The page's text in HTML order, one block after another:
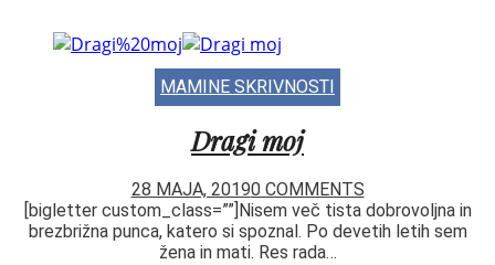
MAMINE SKRIVNOSTI
Dragi moj
28 MAJA, 20190 COMMENTS
[bigletter custom_class=””]Nisem več tista dobrovoljna in
brezbrižna punca, katero si spoznal. Po devetih letih sem
žena in mati. Res rada…